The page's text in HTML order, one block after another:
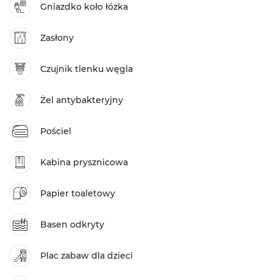
Gniazdko koło łóżka
Zasłony
Czujnik tlenku węgla
Żel antybakteryjny
Pościel
Kabina prysznicowa
Papier toaletowy
Basen odkryty
Plac zabaw dla dzieci